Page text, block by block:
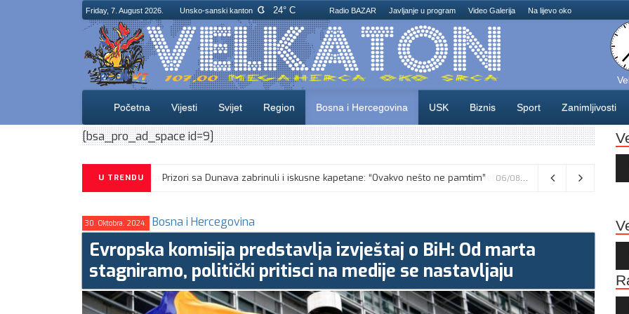
Friday, 7. August 2026. Unsko-sanski kanton 24° C Radio BAZAR Javljanje u program Video Galerija Na lijevo oko
Početna Vijesti Svijet Region Bosna i Hercegovina USK Biznis Sport Zanimljivosti
[bsa_pro_ad_space id=9]
U TRENDU Vance kaže da će pregovori s Iranom potrajati, odbacio navode o sukobu s Netanyahuom 06/08/2026
30. Oktobra. 2024. Bosna i Hercegovina
Evropska komisija predstavlja izvještaj o BiH: Od marta
stagniramo, politički pritisci na medije se nastavljaju